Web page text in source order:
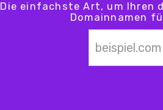
Die einfachste Art, um Ihren
Domainnamen